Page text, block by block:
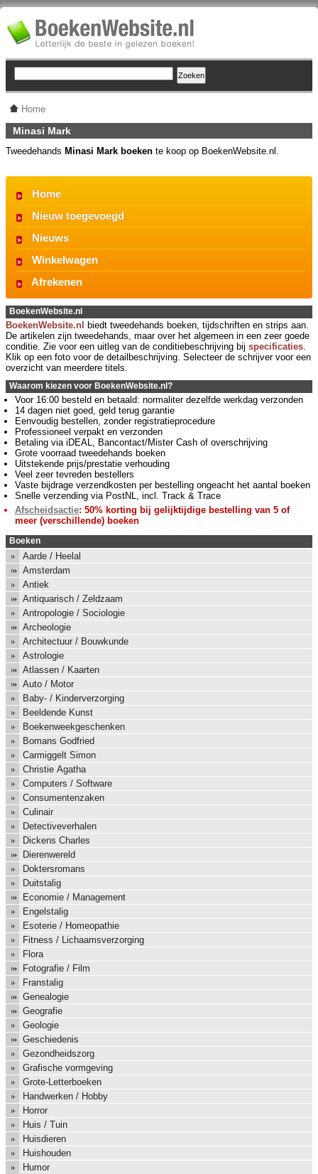
Home
Minasi Mark
Tweedehands Minasi Mark boeken te koop op BoekenWebsite.nl.
Home
Nieuw toegevoegd
Nieuws
Winkelwagen
Afrekenen
BoekenWebsite.nl
BoekenWebsite.nl
biedt tweedehands boeken, tijdschriften en strips aan.
De artikelen zijn tweedehands, maar over het algemeen in een zeer goede
conditie. Zie voor een uitleg van de conditiebeschrijving bij specificaties.
Klik op een foto voor de detailbeschrijving. Selecteer de schrijver voor een
overzicht van meerdere titels.
Waarom kiezen voor BoekenWebsite.nl?
Voor 16:00 besteld en betaald: normaliter dezelfde werkdag verzonden
14 dagen niet goed, geld terug garantie
Eenvoudig bestellen, zonder registratieprocedure
Professioneel verpakt en verzonden
Betaling via iDEAL, Bancontact/Mister Cash of overschrijving
Grote voorraad tweedehands boeken
Uitstekende prijs/prestatie verhouding
Veel zeer tevreden bestellers
Vaste bijdrage verzendkosten per bestelling ongeacht het aantal boeken
Snelle verzending via PostNL, incl. Track & Trace
Afscheidsactie: 50% korting bij gelijktijdige bestelling van 5 of
meer (verschillende) boeken
Boeken
Aarde / Heelal
Amsterdam
Antiek
Antiquarisch / Zeldzaam
Antropologie / Sociologie
Archeologie
Architectuur / Bouwkunde
Astrologie
Atlassen / Kaarten
Auto / Motor
Baby- / Kinderverzorging
Beeldende Kunst
Boekenweekgeschenken
Bomans Godfried
Carmiggelt Simon
Christie Agatha
Computers / Software
Consumentenzaken
Culinair
Detectiveverhalen
Dickens Charles
Dierenwereld
Doktersromans
Duitstalig
Economie / Management
Engelstalig
Esoterie / Homeopathie
Fitness / Lichaamsverzorging
Flora
Fotografie / Film
Franstalig
Genealogie
Geografie
Geologie
Geschiedenis
Gezondheidszorg
Grafische vormgeving
Grote-Letterboeken
Handwerken / Hobby
Horror
Huis / Tuin
Huisdieren
Huishouden
Humor